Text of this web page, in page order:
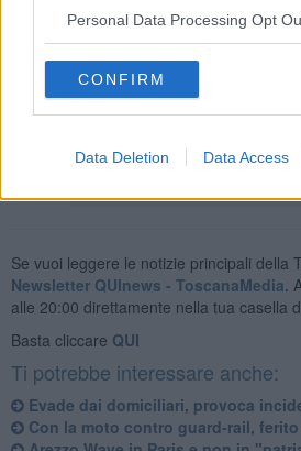
Personal Data Processing Opt
CONFIRM
Data Deletion Data Access
del centro e avevano consumato
aveva chiesto loro alcundocumento
L'uomo che materialmente ha servito alle
individuato e deferito per
a minori.
Se vuoi leggere le notizie principali della
Newsletter QUInews - ToscanaMedia.
alle 20:00 direttamente nella tua casella
Basta cliccare QUI
Ti potrebbe interessare anche:
Evade dai domiciliari, provoca
Con la moto contro guard-rail,